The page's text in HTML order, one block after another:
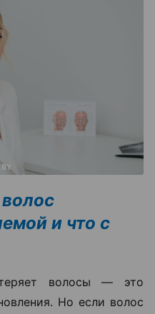
и что с
волосы — это
Но если волос